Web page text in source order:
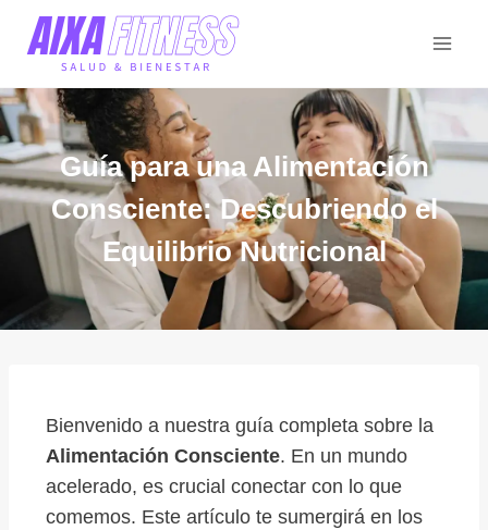
Guía para una Alimentación
Consciente: Descubriendo el
Equilibrio Nutricional
Bienvenido a nuestra guía completa sobre la
Alimentación Consciente. En un mundo
acelerado, es crucial conectar con lo que
comemos. Este artículo te sumergirá en los